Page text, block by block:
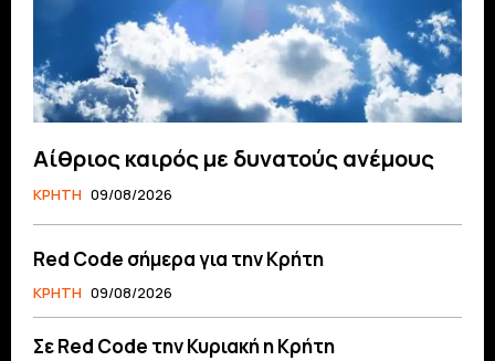
Αίθριος καιρός με δυνατούς ανέμους
ΚΡΗΤΗ 09/08/2026
Red Code σήμερα για την Κρήτη
ΚΡΗΤΗ 09/08/2026
Σε Red Code την Κυριακή η Κρήτη